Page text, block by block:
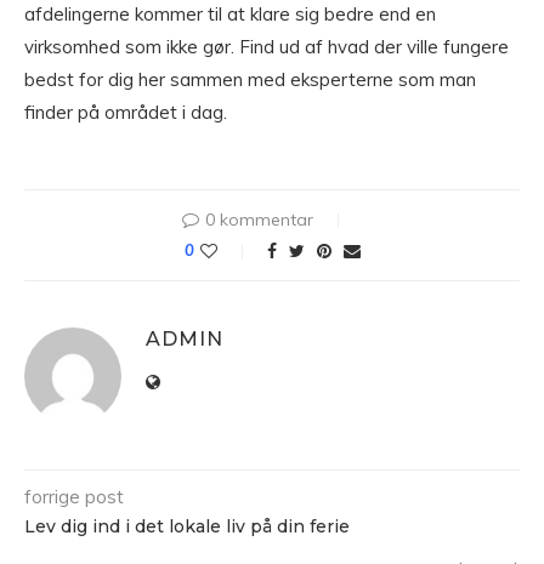
afdelingerne kommer til at klare sig bedre end en
virksomhed som ikke gør. Find ud af hvad der ville fungere
bedst for dig her sammen med eksperterne som man
finder på området i dag.
0 kommentar
0
ADMIN
forrige post
Lev dig ind i det lokale liv på din ferie